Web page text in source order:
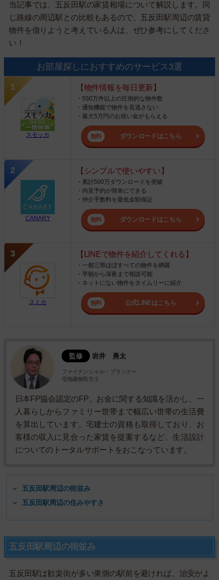
当記事では、五反田駅の家賃相場について解説します。同
じ路線の周辺駅との比較もあるので、五反田駅周辺の賃貸
物件を借りようと考えている人は、ぜひ参考にしてくださ
い！
お部屋探しにおすすめのサービス3選
スモッカ
【物件情報を毎日更新】
・550万件以上の圧倒的な物件数
・通知機能で物件を見逃さない
・最大5万円のお祝い金がもらえる
ダウンロードはこちら
CANARY
【シンプルで使いやすい】
・累計500万ダウンロードを突破
・内見予約が簡単にできる
・仲介手数料を最低金額保証
ダウンロードはこちら
スミカ
【LINEで物件を紹介してくれる】
・一都三県ほぼすべての物件を網羅
・早朝から深夜まで相談可能
・ネットにない物件をタイムリーに紹介
公式LINEはこちら
監修 岩井 勇太
ファイナンシャル・プランナー
宅地建物取引士
日本FP協会認定のFP。お金に関する知識を活かし、一
人暮らしからファミリー世帯まで幅広い世帯の生活費
を算出しています。宅建士の資格も取得しており、お
客様の収入に見合った家賃を提案するなど、生活設計
についてのトータルサポートをおこなっています。
五反田駅周辺の街並み
五反田駅周辺の住みやすさ
五反田駅周辺の街並み
五反田駅は歓楽街が多い東側の駅前を避ければ、治安がよ